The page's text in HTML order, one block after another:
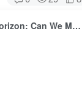
科学纪录片《地平线系列：人造恒星可能吗？ Horizon: Can We Make a Star on Earth》下载